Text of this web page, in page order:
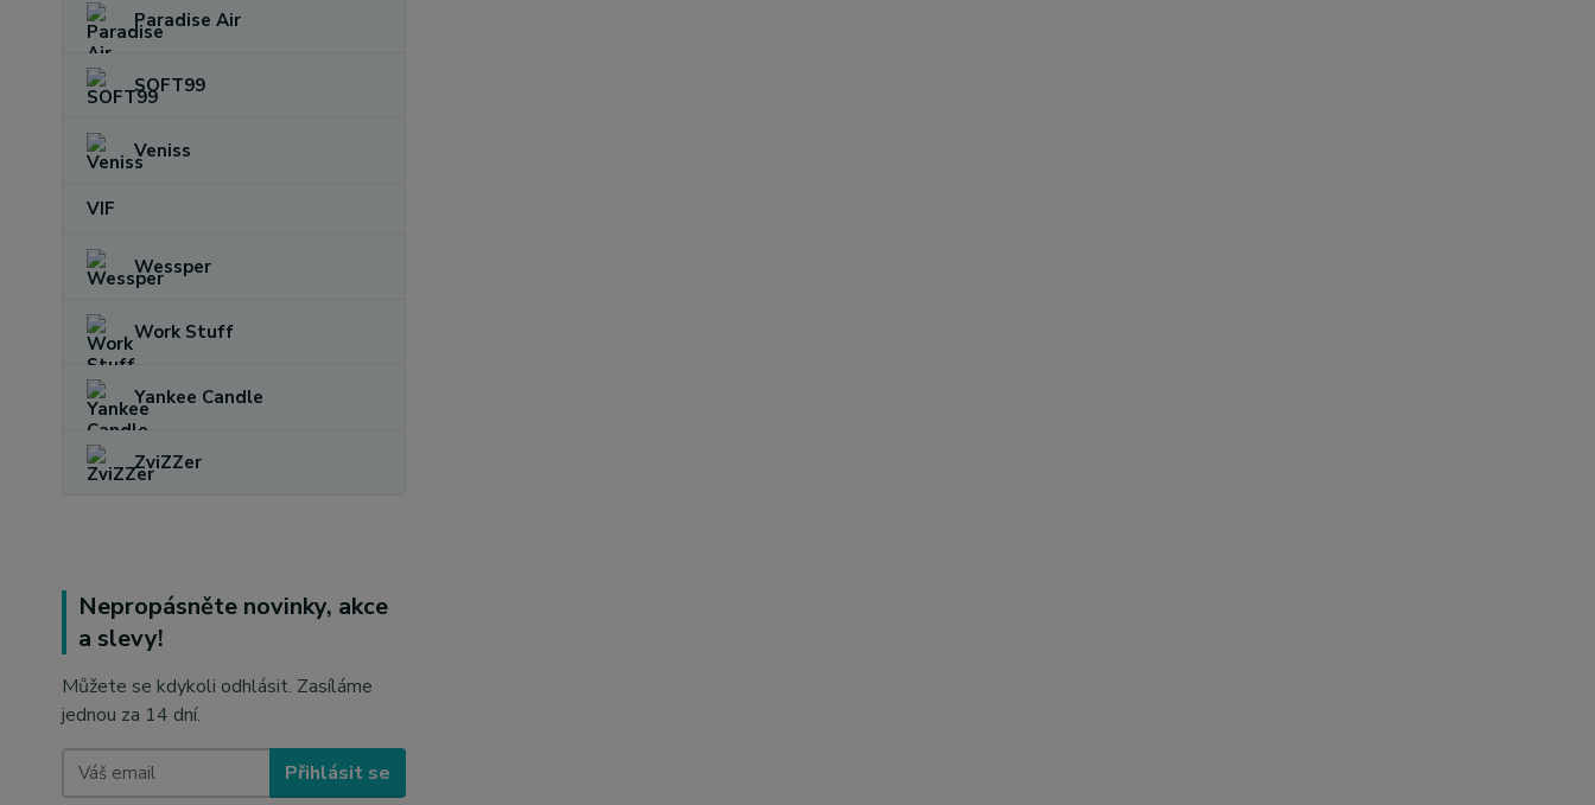
Paradise Air
SOFT99
Veniss
VIF
Wessper
Work Stuff
Yankee Candle
ZviZZer
Nepropásněte novinky, akce
a slevy!
Můžete se kdykoli odhlásit. Zasíláme
jednou za 14 dní.
Přihlásit se